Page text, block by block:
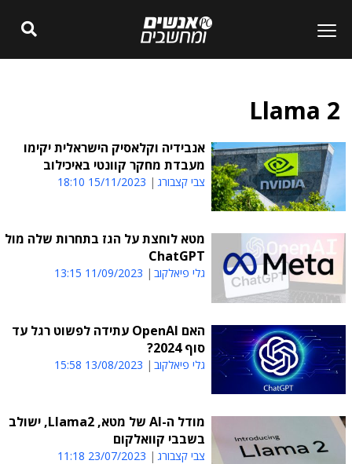
Llama 2
אנבידיה וקלאסיק הישראלית יקימו
מעבדת מחקר קוונטי באיכילוב
צבי קצבורג 15/11/2023 18:10
מטא לוחצת על הגז בתחרות שלה מול
ChatGPT
גלי פיאלקוב 11/09/2023 13:15
האם OpenAI עתידה לפשוט רגל עד
סוף 2024?
גלי פיאלקוב 13/08/2023 15:58
מודל ה-AI של מטא, Llama2, ישולב
בשבבי קוואלקום
צבי קצבורג 23/07/2023 11:18